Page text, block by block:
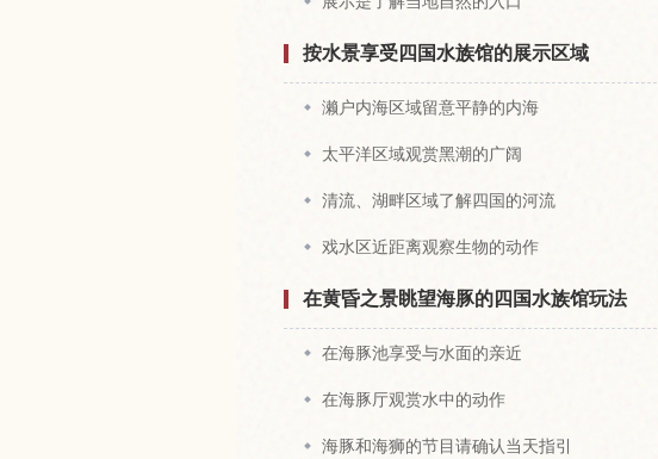
按水景享受四国水族馆的展示区域
濑户内海区域留意平静的内海
太平洋区域观赏黑潮的广阔
清流、湖畔区域了解四国的河流
戏水区近距离观察生物的动作
在黄昏之景眺望海豚的四国水族馆玩法
在海豚池享受与水面的亲近
在海豚厅观赏水中的动作
海豚和海狮的节目请确认当天指引